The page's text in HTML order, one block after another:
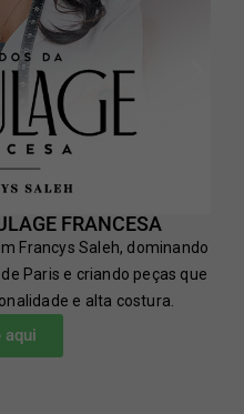
FRANCESA
Francys Saleh, dominando
Paris e criando peças que
e alta costura.
aqui